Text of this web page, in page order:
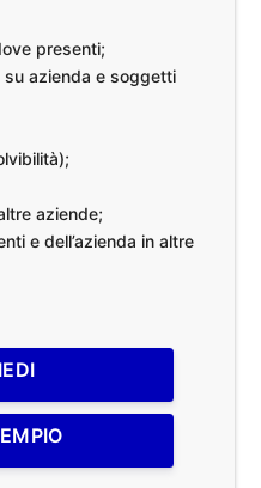
presenti;
azienda e soggetti
aziende;
e dell’azienda in altre